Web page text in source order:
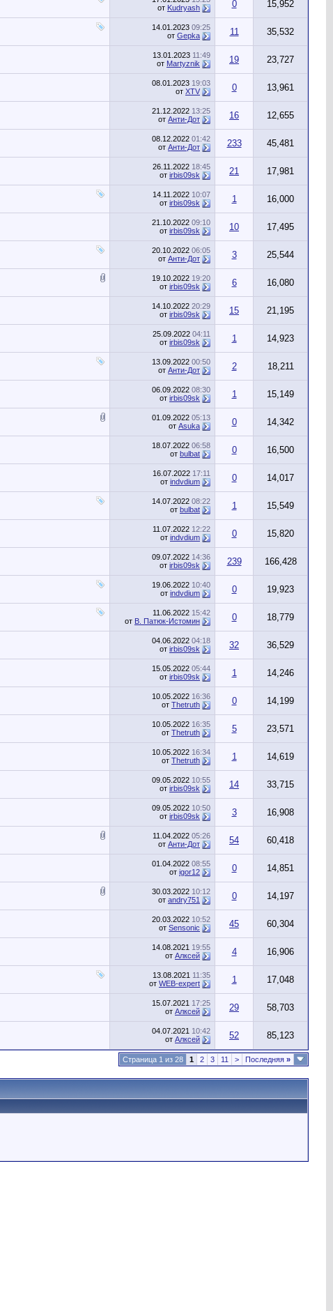
от Kudryash 0 15,952
14.01.2023 09:25
от Gepka 11 35,532
13.01.2023 11:49
от Martyznik 19 23,727
08.01.2023 19:03
от XTV 0 13,961
21.12.2022 13:25
от Анти-Дот 16 12,655
08.12.2022 01:42
от Анти-Дот 233 45,481
26.11.2022 18:45
от irbis09sk 21 17,981
14.11.2022 10:07
от irbis09sk 1 16,000
21.10.2022 09:10
от irbis09sk 10 17,495
20.10.2022 06:05
от Анти-Дот 3 25,544
19.10.2022 19:20
от irbis09sk 6 16,080
14.10.2022 20:29
от irbis09sk 15 21,195
25.09.2022 04:11
от irbis09sk 1 14,923
13.09.2022 00:50
от Анти-Дот 2 18,211
06.09.2022 08:30
от irbis09sk 1 15,149
01.09.2022 05:13
от Asuka 0 14,342
18.07.2022 06:58
от bulbat 0 16,500
16.07.2022 17:11
от indvdium 0 14,017
14.07.2022 08:22
от bulbat 1 15,549
11.07.2022 12:22
от indvdium 0 15,820
09.07.2022 14:36
от irbis09sk 239 166,428
19.06.2022 10:40
от indvdium 0 19,923
11.06.2022 15:42
от В. Патюк-Истомин 0 18,779
04.06.2022 04:18
от irbis09sk 32 36,529
15.05.2022 05:44
от irbis09sk 1 14,246
10.05.2022 16:36
от Thetruth 0 14,199
10.05.2022 16:35
от Thetruth 5 23,571
10.05.2022 16:34
от Thetruth 1 14,619
09.05.2022 10:55
от irbis09sk 14 33,715
09.05.2022 10:50
от irbis09sk 3 16,908
11.04.2022 05:26
от Анти-Дот 54 60,418
01.04.2022 08:55
от igor12 0 14,851
30.03.2022 10:12
от andry751 0 14,197
20.03.2022 10:52
от Sensonic 45 60,304
14.08.2021 19:55
от Алксей 4 16,906
13.08.2021 11:35
от WEB-expert 1 17,048
15.07.2021 17:25
от Алксей 29 58,703
04.07.2021 10:42
от Алксей 52 85,123
Страница 1 из 28 1 2 3 11 > Последняя »